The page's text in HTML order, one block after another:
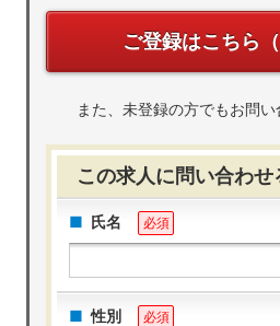
ご登録はこちら（
また、未登録の方でもお問い
この求人に問い合わせ
氏名 必須
性別 必須